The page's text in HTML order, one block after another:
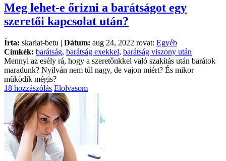
Meg lehet-e őrizni a barátságot egy
szeretői kapcsolat után?
Írta: skarlat-betu | Dátum: aug 24, 2022 rovat: Egyéb
Címkék: barátság, barátság exekkel, barátság viszony után
Mennyi az esély rá, hogy a szeretőnkkel való szakítás után barátok
maradunk? Nyilván nem túl nagy, de vajon miért? És mikor
működik mégis?
18 hozzászólás Elolvasom